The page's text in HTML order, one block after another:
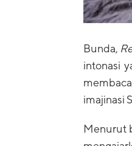
Bunda,
intonasi
imajinasi
Menurut